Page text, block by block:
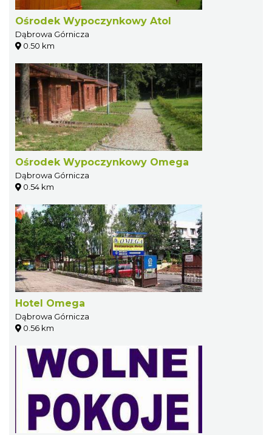
Ośrodek Wypoczynkowy Atol
Dąbrowa Górnicza
0.50 km
Ośrodek Wypoczynkowy Omega
Dąbrowa Górnicza
0.54 km
Hotel Omega
Dąbrowa Górnicza
0.56 km